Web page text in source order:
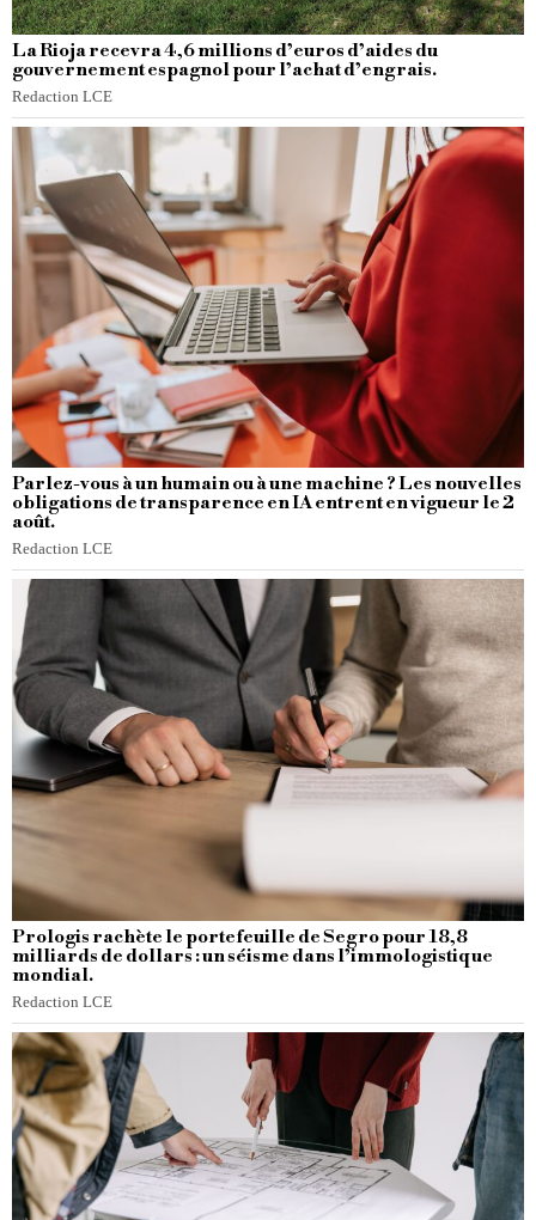
La Rioja recevra 4,6 millions d’euros d’aides du
gouvernement espagnol pour l’achat d’engrais.
Redaction LCE
Parlez-vous à un humain ou à une machine ? Les nouvelles
obligations de transparence en IA entrent en vigueur le 2
août.
Redaction LCE
Prologis rachète le portefeuille de Segro pour 18,8
milliards de dollars : un séisme dans l’immologistique
mondial.
Redaction LCE